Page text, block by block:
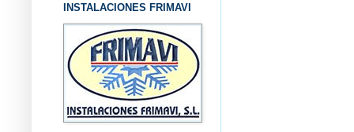
INSTALACIONES FRIMAVI